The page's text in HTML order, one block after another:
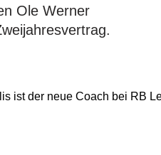
Ole Werner